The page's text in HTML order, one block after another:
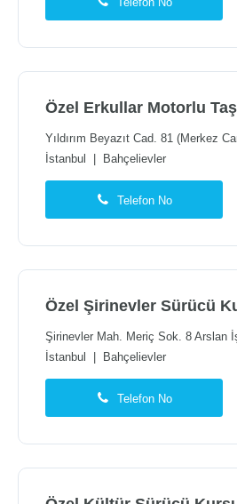
Telefon No
Yıldırım Beyazıt Cad. 81 (Merkez
İstanbul
Bahçelievler
Telefon No
Özel Şirinevler Sürücü
Şirinevler Mah. Meriç Sok. 8 Arslan
İstanbul
Bahçelievler
Telefon No